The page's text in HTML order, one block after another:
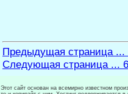
Предыдущая страница ...
Следующая страница ...
Этот сайт основан на всемирно известном